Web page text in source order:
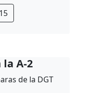
la A-2
de la DGT